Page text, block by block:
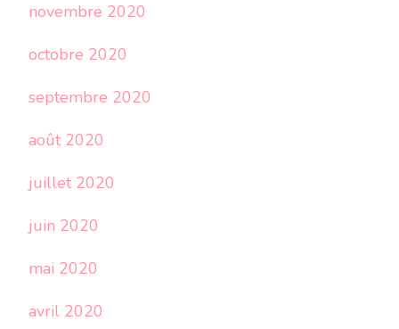
novembre 2020
octobre 2020
septembre 2020
août 2020
juillet 2020
juin 2020
mai 2020
avril 2020